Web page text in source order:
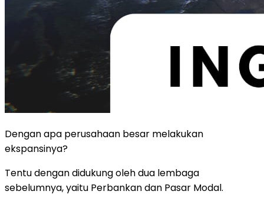
Dengan apa perusahaan besar melakukan
ekspansinya?
Tentu dengan didukung oleh dua lembaga
sebelumnya, yaitu Perbankan dan Pasar Modal.